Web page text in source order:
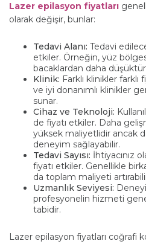
Lazer epilasyon fiyatları
olarak değişir, bunlar:
Tedavi Alanı: Tedavi
etkiler. Örneğin, yüz
bacaklardan daha
Klinik: Farklı klinikler
ve iyi donanımlı klinikler
sunar.
Cihaz ve Teknoloji:
de fiyatı etkiler. Daha
yüksek maliyetlidir ancak
deneyim sağlayabilir.
Tedavi Sayısı: İhtiyacınız
fiyatı etkiler. Genellikle
da toplam maliyeti
Uzmanlık Seviyesi:
profesyonelin hizmeti
tabidir.
Lazer epilasyon fiyatları coğrafi